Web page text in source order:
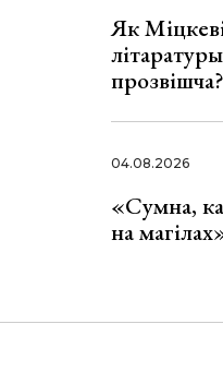
Як
прозвішча?
04.08.2026
«Сумна,
на